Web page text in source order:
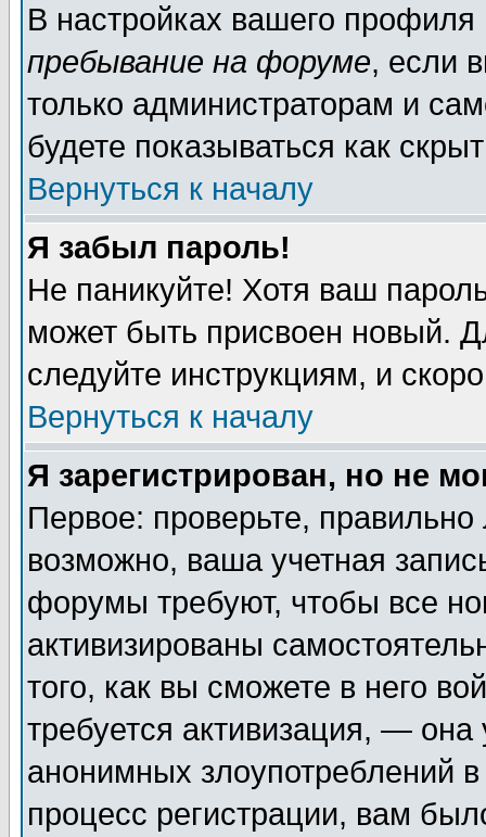
В настройках вашего
пребывание на форуме, если
только администраторам и
будете показываться как
Вернуться к началу
Я забыл пароль!
Не паникуйте! Хотя ваш
может быть присвоен новый.
следуйте инструкциям, и
Вернуться к началу
Я зарегистрирован, но не
Первое: проверьте,
возможно, ваша учетная
форумы требуют, чтобы все
активизированы
того, как вы сможете в него
требуется активизация, —
анонимных злоупотреблений
процесс регистрации, вам